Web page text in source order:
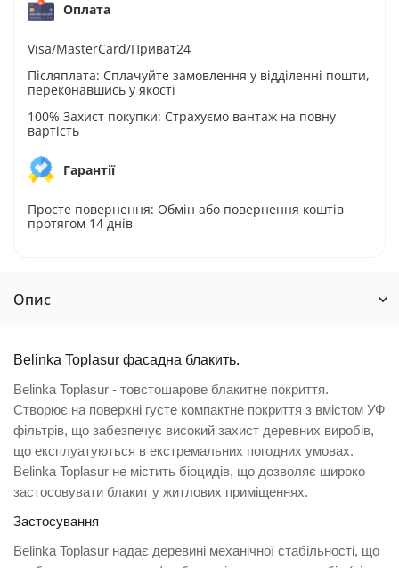
Оплата
Visa/MasterCard/Приват24
Післяплата: Сплачуйте замовлення у відділенні пошти,
переконавшись у якості
100% Захист покупки: Страхуємо вантаж на повну
вартість
Гарантії
Просте повернення: Обмін або повернення коштів
протягом 14 днів
Опис
Belinka Toplasur фасадна блакить.
Belinka Toplasur - товстошарове блакитне покриття.
Створює на поверхні густе компактне покриття з вмістом УФ
фільтрів, що забезпечує високий захист деревних виробів,
що експлуатуються в екстремальних погодних умовах.
Belinka Toplasur не містить біоцидів, що дозволяє широко
застосовувати блакит у житлових приміщеннях.
Застосування
Belinka Toplasur надає деревині механічної стабільності, що